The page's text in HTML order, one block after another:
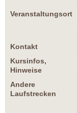
Veranstaltungsort
Kontakt
Kursinfos,
Hinweise
Andere
Laufstrecken